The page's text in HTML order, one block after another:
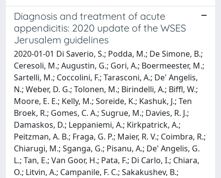
Diagnosis and treatment of acute
appendicitis: 2020 update of the WSES
Jerusalem guidelines
2020-01-01 Di Saverio, S.; Podda, M.; De Simone, B.;
Ceresoli, M.; Augustin, G.; Gori, A.; Boermeester, M.;
Sartelli, M.; Coccolini, F.; Tarasconi, A.; De' Angelis,
N.; Weber, D. G.; Tolonen, M.; Birindelli, A.; Biffl, W.;
Moore, E. E.; Kelly, M.; Soreide, K.; Kashuk, J.; Ten
Broek, R.; Gomes, C. A.; Sugrue, M.; Davies, R. J.;
Damaskos, D.; Leppaniemi, A.; Kirkpatrick, A.;
Peitzman, A. B.; Fraga, G. P.; Maier, R. V.; Coimbra, R.;
Chiarugi, M.; Sganga, G.; Pisanu, A.; De' Angelis, G.
L.; Tan, E.; Van Goor, H.; Pata, F.; Di Carlo, I.; Chiara,
O.; Litvin, A.; Campanile, F. C.; Sakakushev, B.;